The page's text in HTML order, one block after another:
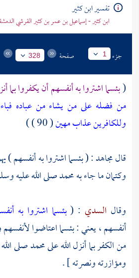
تفسير ابن كثير
ابن كثير - إسماعيل بن عمر بن كثير القرشي
جزء 1 صفحة 328
(بئسما اشتروا به أنفسهم أن يكفروا بما
من فضله على من يشاء من عباده
وللكافرين عذاب مهين( 90 ) )
قالمجاهد: ( بئسما اشتروا به أنفسهم )
وكتمان ما جاء بهمحمدصلى الله عليه
وقال السدي : (بئسما اشتروا به
أنفسهم ، يعني : بئسما اعتاضوا
من الكفر بما أنزل الله علىمحمدصلى
ومؤازرته ونصرته ] .